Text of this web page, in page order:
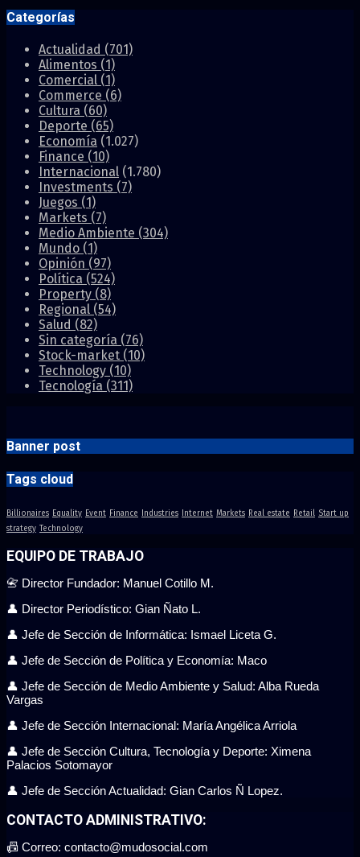
Categorías
Actualidad (701)
Alimentos (1)
Comercial (1)
Commerce (6)
Cultura (60)
Deporte (65)
Economía (1.027)
Finance (10)
Internacional (1.780)
Investments (7)
Juegos (1)
Markets (7)
Medio Ambiente (304)
Mundo (1)
Opinión (97)
Política (524)
Property (8)
Regional (54)
Salud (82)
Sin categoría (76)
Stock-market (10)
Technology (10)
Tecnología (311)
Banner post
Tags cloud
Billionaires Equality Event Finance Industries Internet Markets Real estate Retail Start up
strategy Technology
EQUIPO DE TRABAJO
📇 Director Fundador: Manuel Cotillo M.
👤 Director Periodístico: Gian Ñato L.
👤 Jefe de Sección de Informática: Ismael Liceta G.
👤 Jefe de Sección de Política y Economía: Maco
👤 Jefe de Sección de Medio Ambiente y Salud: Alba Rueda
Vargas
👤 Jefe de Sección Internacional: María Angélica Arriola
👤 Jefe de Sección Cultura, Tecnología y Deporte: Ximena
Palacios Sotomayor
👤 Jefe de Sección Actualidad: Gian Carlos Ñ Lopez.
CONTACTO ADMINISTRATIVO:
📠 Correo: contacto@mudosocial.com